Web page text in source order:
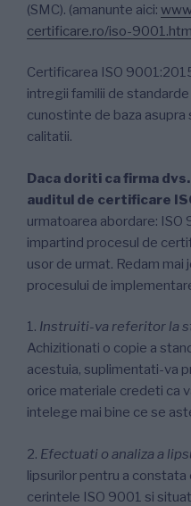
(SMC). (amanunte aici:
certificare.ro/iso-
Certificarea ISO
intregii familii de
cunostinte de baza
calitatii.
Daca doriti ca firma
auditul de certificare
urmatoarea abordare:
impartind procesul de
usor de urmat. Redam mai
procesului de
1. Instruiti-va referitor la
Achizitionati o copie a
acestuia, suplimentati-va
orice materiale credeti ca
intelege mai bine ce se
2. Efectuati o analiza a
lipsurilor pentru a
cerintele ISO 9001 si